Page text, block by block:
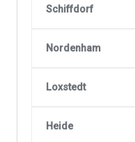
Schiffdorf
Nordenham
Loxstedt
Heide